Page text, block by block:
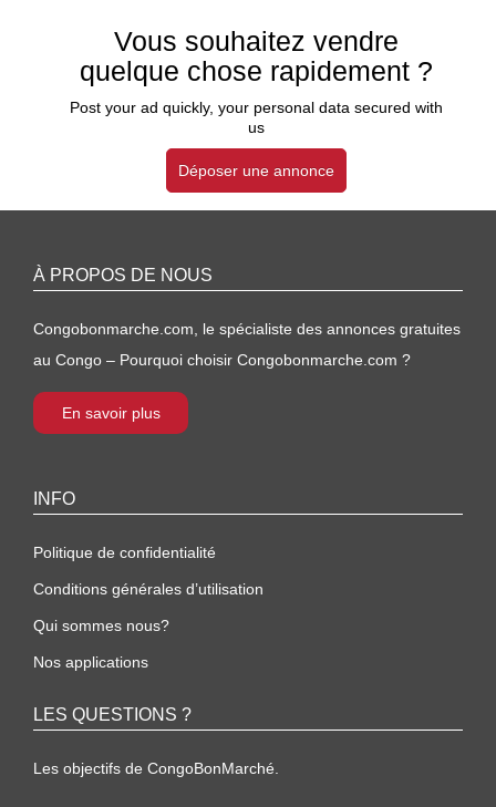
Vous souhaitez vendre
quelque chose rapidement ?
Post your ad quickly, your personal data secured with
us
Déposer une annonce
À PROPOS DE NOUS
Congobonmarche.com, le spécialiste des annonces gratuites
au Congo – Pourquoi choisir Congobonmarche.com ?
En savoir plus
INFO
Politique de confidentialité
Conditions générales d’utilisation
Qui sommes nous?
Nos applications
LES QUESTIONS ?
Les objectifs de CongoBonMarché.